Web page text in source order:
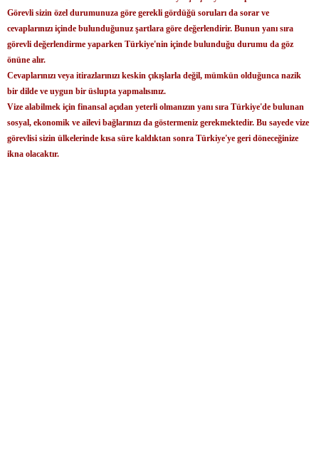
Görevli sizin özel durumunuza göre gerekli gördüğü soruları da sorar ve
cevaplarınızı içinde bulunduğunuz şartlara göre değerlendirir. Bunun yanı sıra
görevli değerlendirme yaparken Türkiye'nin içinde bulunduğu durumu da göz
önüne alır.
Cevaplarınızı veya itirazlarınızı keskin çıkışlarla değil, mümkün olduğunca nazik
bir dilde ve uygun bir üslupta yapmalısınız.
Vize alabilmek için finansal açıdan yeterli olmanızın yanı sıra Türkiye'de bulunan
sosyal, ekonomik ve ailevi bağlarınızı da göstermeniz gerekmektedir. Bu sayede vize
görevlisi sizin ülkelerinde kısa süre kaldıktan sonra Türkiye'ye geri döneceğinize
ikna olacaktır.